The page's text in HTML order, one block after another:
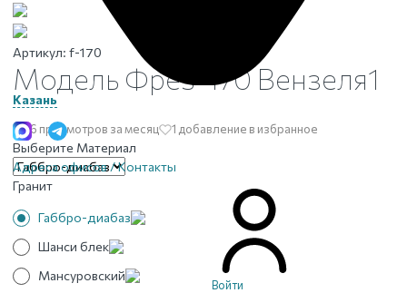
Казань
Адреса офисов / Контакты
Войти
Артикул: f-170
Модель Фрез-170 Вензеля1
16 просмотров за месяц 1 добавление в избранное
Выберите Материал
Гранит
Габбро-диабаз
Шанси блек
Мансуровский